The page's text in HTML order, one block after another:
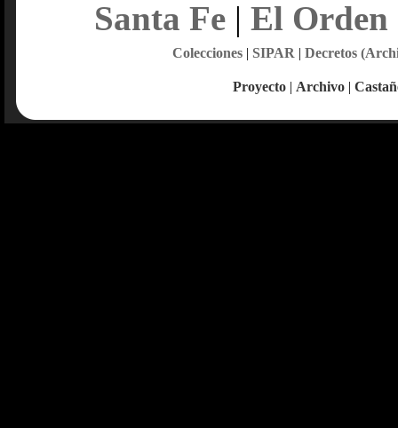
Santa Fe| El Orden
Colecciones| SIPAR | Decretos
Proyecto | Archivo |